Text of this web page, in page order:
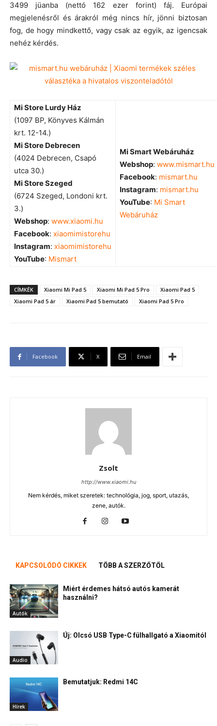
3499 jüanba (nettó 162 ezer forint) fáj. Európai
megjelenésről és árakról még nincs hír, jönni biztosan
fog, de hogy mindkettő, vagy csak az egyik, az igencsak
nehéz kérdés.
Mi Store Lurdy Ház
(1097 BP, Könyves Kálmán
krt. 12-14.)
Mi Store Debrecen
(4024 Debrecen, Csapó
utca 30.)
Mi Store Szeged
(6724 Szeged, Londoni krt.
3.)
Webshop: www.xiaomi.hu
Facebook: xiaomimistorehu
Instagram: xiaomimistorehu
YouTube: Mismart
Mi Smart Webáruház
Webshop: www.mismart.hu
Facebook: mismart.hu
Instagram: mismart.hu
YouTube: Mi Smart
Webáruház
CÍMKÉK Xiaomi Mi Pad 5 Xiaomi Mi Pad 5 Pro
Xiaomi Pad 5
Xiaomi Pad 5 ár
Xiaomi Pad 5 bemutató Xiaomi Pad 5 Pro
Facebook X Email
Zsolt
http://www.xiaomi.hu
Nem kérdés, miket szeretek: technológia, jog, sport, utazás,
zene, autók.
KAPCSOLÓDÓ CIKKEK TÖBB A SZERZŐTŐL
Autók
Miért érdemes hátsó autós kamerát
használni?
Audio
Új: Olcsó USB Type-C fülhallgató a Xiaomitól
Hírek
Bemutatjuk: Redmi 14C